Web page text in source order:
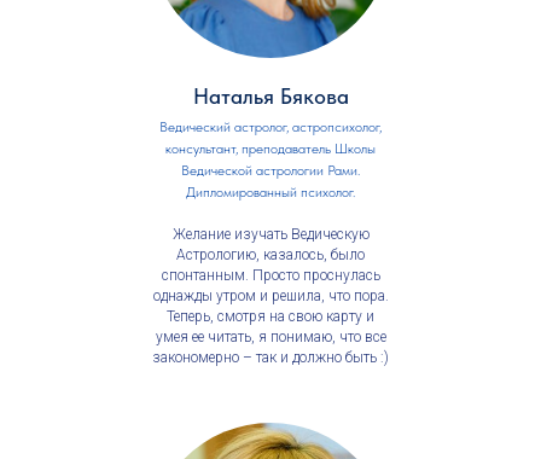
Наталья Бякова
Ведический астролог, астропсихолог,
консультант, преподаватель Школы
Ведической астрологии Рами.
Дипломированный психолог.
Желание изучать Ведическую
Астрологию, казалось, было
спонтанным. Просто проснулась
однажды утром и решила, что пора.
Теперь, смотря на свою карту и
умея ее читать, я понимаю, что все
закономерно – так и должно быть :)